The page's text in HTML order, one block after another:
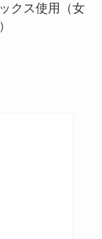
クス使用（女